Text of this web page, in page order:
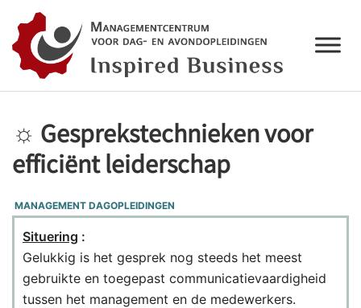
☼ Gesprekstechnieken voor
efficiënt leiderschap
Situering :
Gelukkig is het gesprek nog steeds het meest
gebruikte en toegepast communicatievaardigheid
tussen het management en de medewerkers.
MANAGEMENT DAGOPLEIDINGEN